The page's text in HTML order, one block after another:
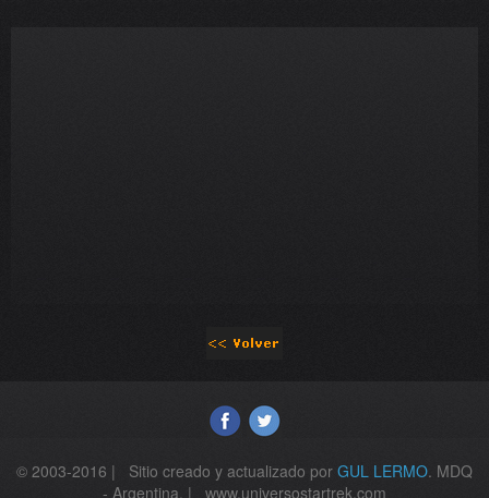
© 2003-2016 | Sitio creado y actualizado por GUL LERMO. MDQ
- Argentina. | www.universostartrek.com